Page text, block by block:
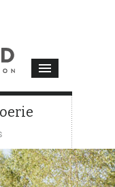
SUR
EN
GARE
DE
LOERIE